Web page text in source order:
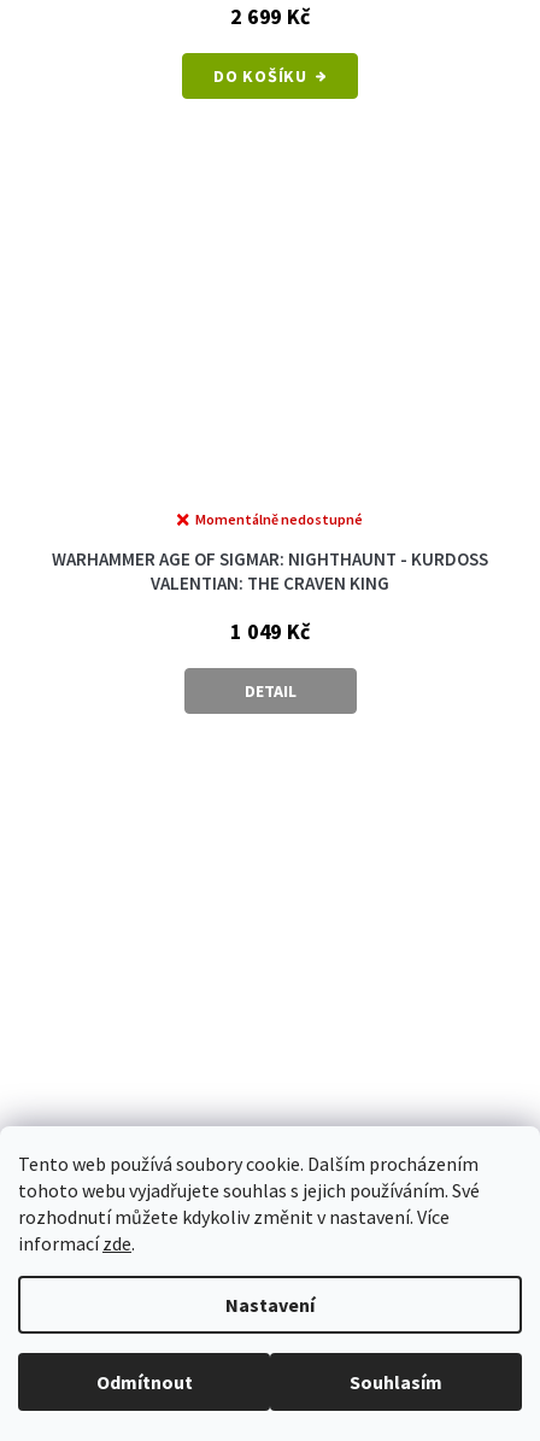
Tento web používá soubory cookie. Dalším procházením
tohoto webu vyjadřujete souhlas s jejich používáním. Své
rozhodnutí můžete kdykoliv změnit v nastavení. Více
informacízde.
Nastavení
Odmítnout Souhlasím
Při neplatnosti dárkového poukazu nad 500CZK, zadejte prosím kód bez
2 699 Kč
DO KOŠÍKU
WARHAMMER AGE OF SIGMAR: NIGHTHAUNT - KURDOSS
VALENTIAN: THE CRAVEN KING
Momentálně nedostupné
1 049 Kč
DETAIL
NIGHTHAUNT: LADY OLYNDER MORTARCH OF GRIEF
DO KOŠÍKU